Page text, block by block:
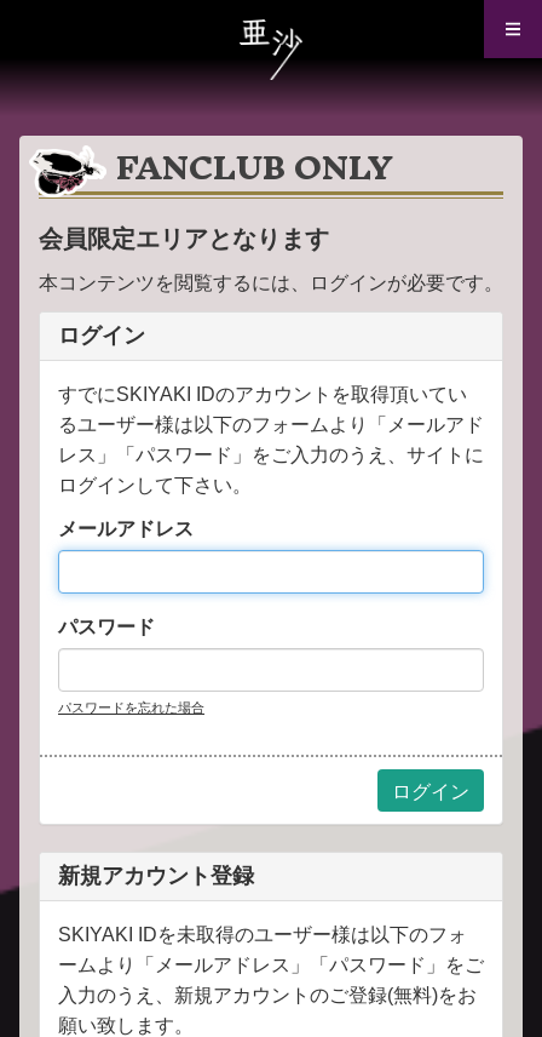
FANCLUB ONLY
会員限定エリアとなります
本コンテンツを閲覧するには、ログインが必要です。
ログイン
すでにSKIYAKI IDのアカウントを取得頂いてい
るユーザー様は以下のフォームより「メールアド
レス」「パスワード」をご入力のうえ、サイトに
ログインして下さい。
メールアドレス
パスワード
パスワードを忘れた場合
新規アカウント登録
SKIYAKI IDを未取得のユーザー様は以下のフォ
ームより「メールアドレス」「パスワード」をご
入力のうえ、新規アカウントのご登録(無料)をお
願い致します。